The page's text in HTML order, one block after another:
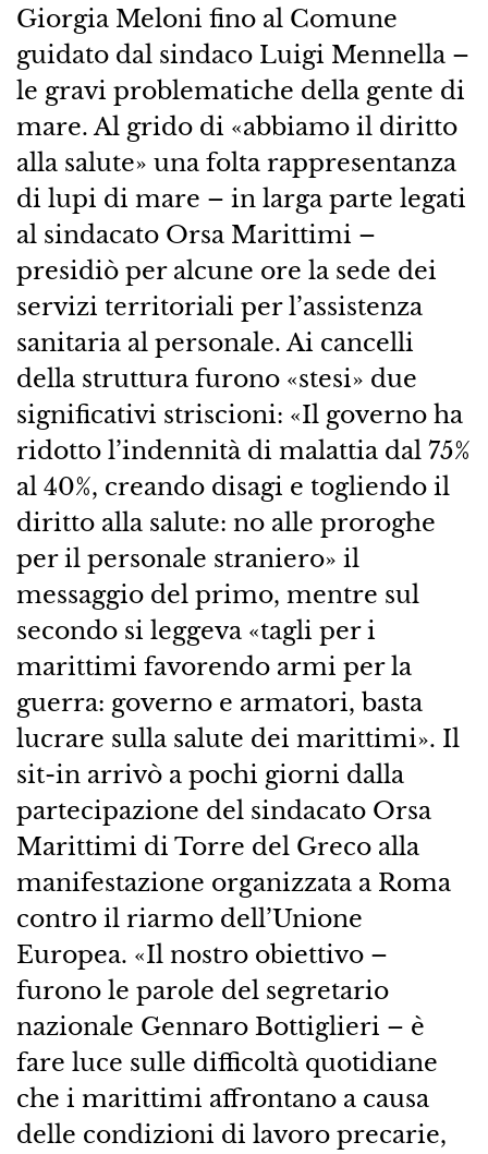
Giorgia Meloni fino al Comune
guidato dal sindaco Luigi Mennella –
le gravi problematiche della gente di
mare. Al grido di «abbiamo il diritto
alla salute» una folta rappresentanza
di lupi di mare – in larga parte legati
al sindacato Orsa Marittimi –
presidiò per alcune ore la sede dei
servizi territoriali per l’assistenza
sanitaria al personale. Ai cancelli
della struttura furono «stesi» due
significativi striscioni: «Il governo ha
ridotto l’indennità di malattia dal 75%
al 40%, creando disagi e togliendo il
diritto alla salute: no alle proroghe
per il personale straniero» il
messaggio del primo, mentre sul
secondo si leggeva «tagli per i
marittimi favorendo armi per la
guerra: governo e armatori, basta
lucrare sulla salute dei marittimi». Il
sit-in arrivò a pochi giorni dalla
partecipazione del sindacato Orsa
Marittimi di Torre del Greco alla
manifestazione organizzata a Roma
contro il riarmo dell’Unione
Europea. «Il nostro obiettivo –
furono le parole del segretario
nazionale Gennaro Bottiglieri – è
fare luce sulle difficoltà quotidiane
che i marittimi affrontano a causa
delle condizioni di lavoro precarie,